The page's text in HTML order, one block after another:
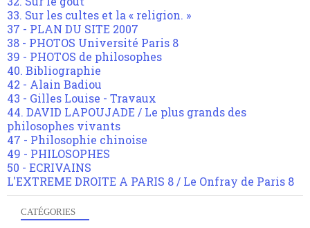
33. Sur les cultes et la « religion. »
37 - PLAN DU SITE 2007
38 - PHOTOS Université Paris 8
39 - PHOTOS de philosophes
40. Bibliographie
42 - Alain Badiou
43 - Gilles Louise - Travaux
44. DAVID LAPOUJADE / Le plus grands des
philosophes vivants
47 - Philosophie chinoise
49 - PHILOSOPHES
50 - ECRIVAINS
L'EXTREME DROITE A PARIS 8 / Le Onfray de Paris 8
CATÉGORIES